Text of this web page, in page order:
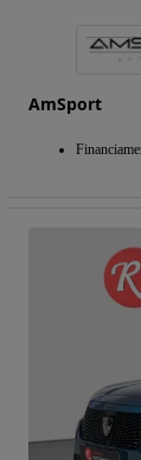
AmSport